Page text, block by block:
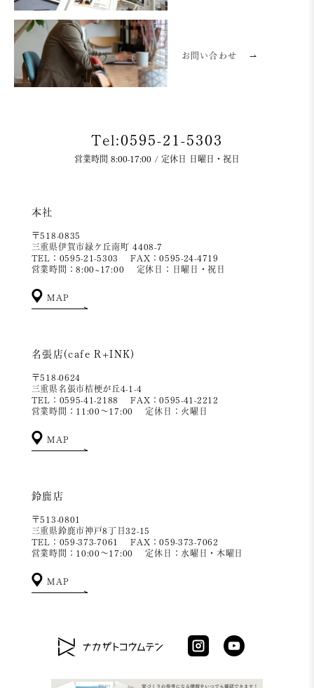
お問い合わせ ⇀
Tel:0595-21-5303
営業時間 8:00-17:00 / 定休日 日曜日・祝日
本社
〒518-0835
三重県伊賀市緑ケ丘南町 4408-7
TEL：0595-21-5303
FAX：0595-24-4719
営業時間：8:00~17:00
定休日：日曜日・祝日
MAP
名張店(cafe R+INK)
〒518-0624
三重県名張市桔梗が丘4-1-4
TEL：0595-41-2188
FAX：0595-41-2212
営業時間：11:00～17:00
定休日：火曜日
MAP
鈴鹿店
〒513-0801
三重県鈴鹿市神戸8丁目32-15
TEL：059-373-7061
FAX：059-373-7062
営業時間：10:00～17:00
定休日：水曜日・木曜日
MAP